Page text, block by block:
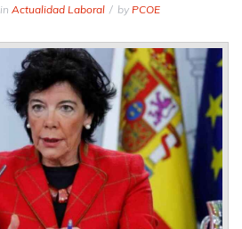
in Actualidad Laboral by PCOE